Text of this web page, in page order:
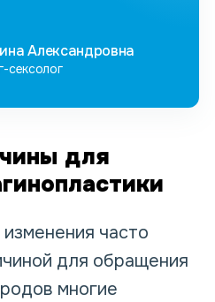
Александровна
сексолог
для
часто
для обращения
многие